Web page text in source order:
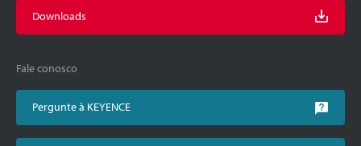
Downloads
Fale conosco
Pergunte à KEYENCE